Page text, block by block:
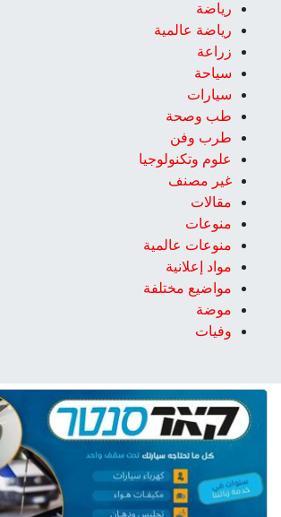
رياضة
رياضة عالمية
زراعة
سياحة
سيارات
طب وصحة
طرب وفن
علوم وتكنولوجيا
غير مصنف
مقالات
منوعات
منوعات عالمية
مواد إعلانية
مواضيع مختلفة
موضة
وفيات